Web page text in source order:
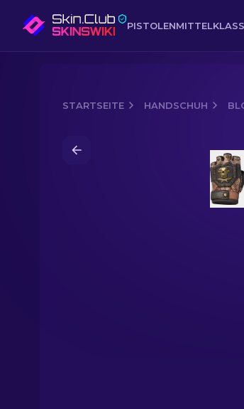
PISTOLEN
STARTSEITE HANDSCHUH
Bloodhound-